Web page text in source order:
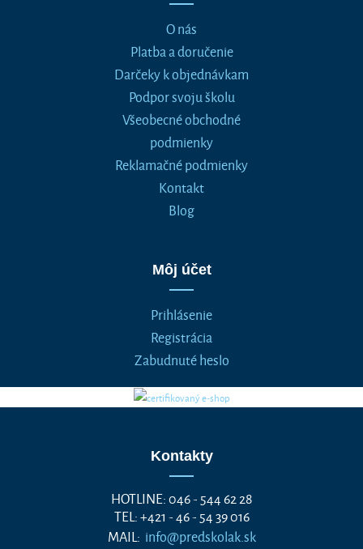
O nás
Platba a doručenie
Darčeky k objednávkam
Podpor svoju školu
Všeobecné obchodné
podmienky
Reklamačné podmienky
Kontakt
Blog
Môj účet
Prihlásenie
Registrácia
Zabudnuté heslo
Kontakty
HOTLINE: 046 - 544 62 28
TEL: +421 - 46 - 54 39 016
MAIL: info@predskolak.sk